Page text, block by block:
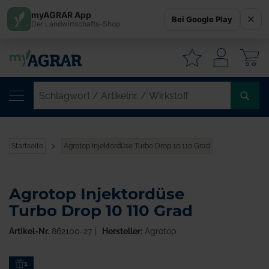
Startseite Agrotop Injektordüse Turbo Drop 10 110 Grad
Zum1
Agrotop Injektordüse
Turbo Drop 10 110 Grad
Artikel-Nr. 862100-27 Hersteller:Agrotop
myAGRAR App
Der Landwirtschafts-Shop Bei Google Play